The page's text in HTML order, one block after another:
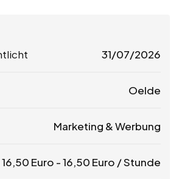
31/07/2026
Oelde
Marketing & Werbung
16,50 Euro -16,50 Euro / Stunde